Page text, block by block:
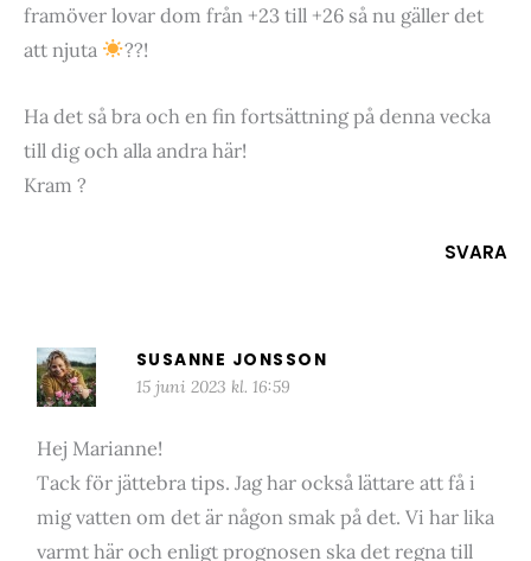
framöver lovar dom från +23 till +26 så nu gäller det
att njuta
??!
Ha det så bra och en fin fortsättning på denna vecka
till dig och alla andra här!
Kram ?
SVARA
SUSANNE JONSSON
15 juni 2023 kl. 16:59
Hej Marianne!
Tack för jättebra tips. Jag har också lättare att få i
mig vatten om det är någon smak på det. Vi har lika
varmt här och enligt prognosen ska det regna till